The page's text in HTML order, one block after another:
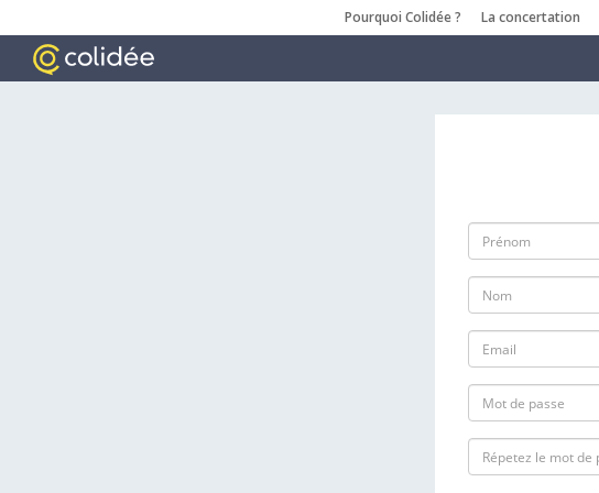
Pourquoi Colidée ? La concertation